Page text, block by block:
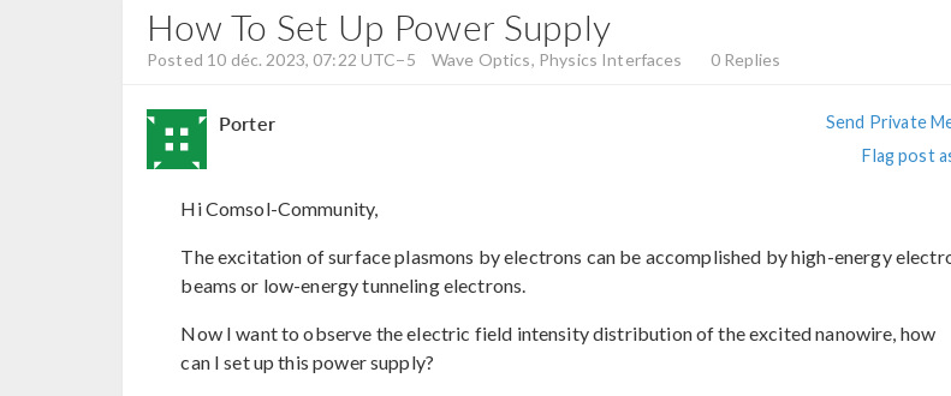
How To Set Up Power Supply
Posted 10 déc. 2023, 07:22 UTC−5 Wave Optics, Physics Interfaces 0 Replies
Porter
Send Private
Flag post
Hi Comsol-Community,
The excitation of surface plasmons by electrons can be accomplished by high-energy
beams or low-energy tunneling electrons.
Now I want to observe the electric field intensity distribution of the excited nanowire, how
can I set up this power supply?